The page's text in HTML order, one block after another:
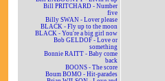
Bill PRITCHARD - Number
five
Billy SWAN - Lover please
BLACK - Fly up to the moon
BLACK - You're a big girl now
Bob GELDOF - Love or
something
Bonnie RAITT - Baby come
back
BOONS - The score
Boum BOMO - Hit-parades